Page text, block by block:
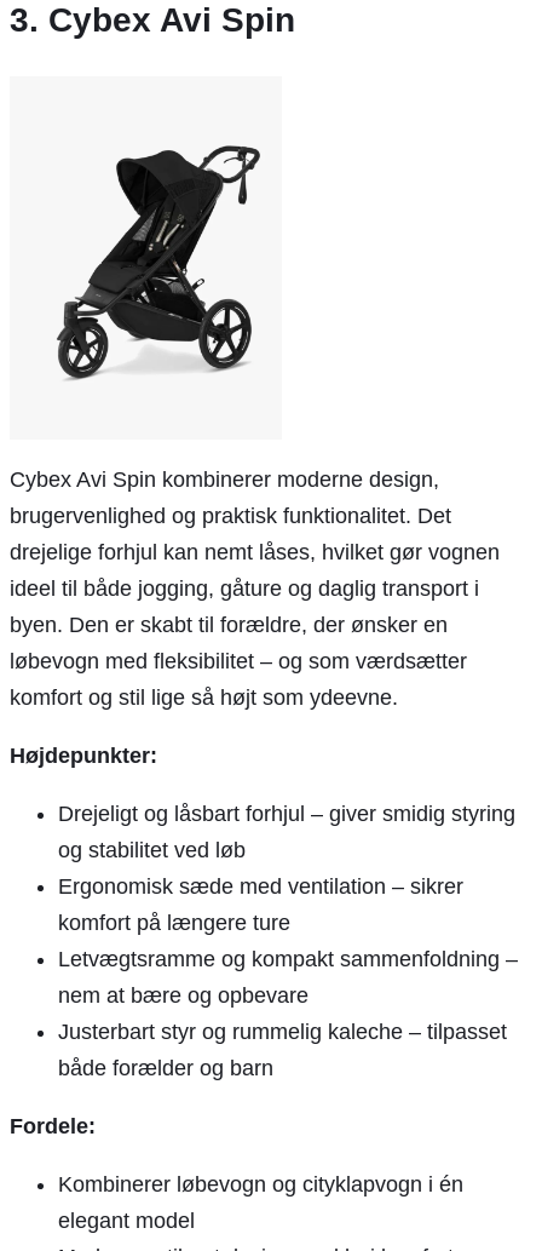
3. Cybex Avi Spin
Cybex Avi Spin kombinerer moderne design,
brugervenlighed og praktisk funktionalitet. Det
drejelige forhjul kan nemt låses, hvilket gør vognen
ideel til både jogging, gåture og daglig transport i
byen. Den er skabt til forældre, der ønsker en
løbevogn med fleksibilitet – og som værdsætter
komfort og stil lige så højt som ydeevne.
Højdepunkter:
Drejeligt og låsbart forhjul – giver smidig styring
og stabilitet ved løb
Ergonomisk sæde med ventilation – sikrer
komfort på længere ture
Letvægtsramme og kompakt sammenfoldning –
nem at bære og opbevare
Justerbart styr og rummelig kaleche – tilpasset
både forælder og barn
Fordele:
Kombinerer løbevogn og cityklapvogn i én
elegant model